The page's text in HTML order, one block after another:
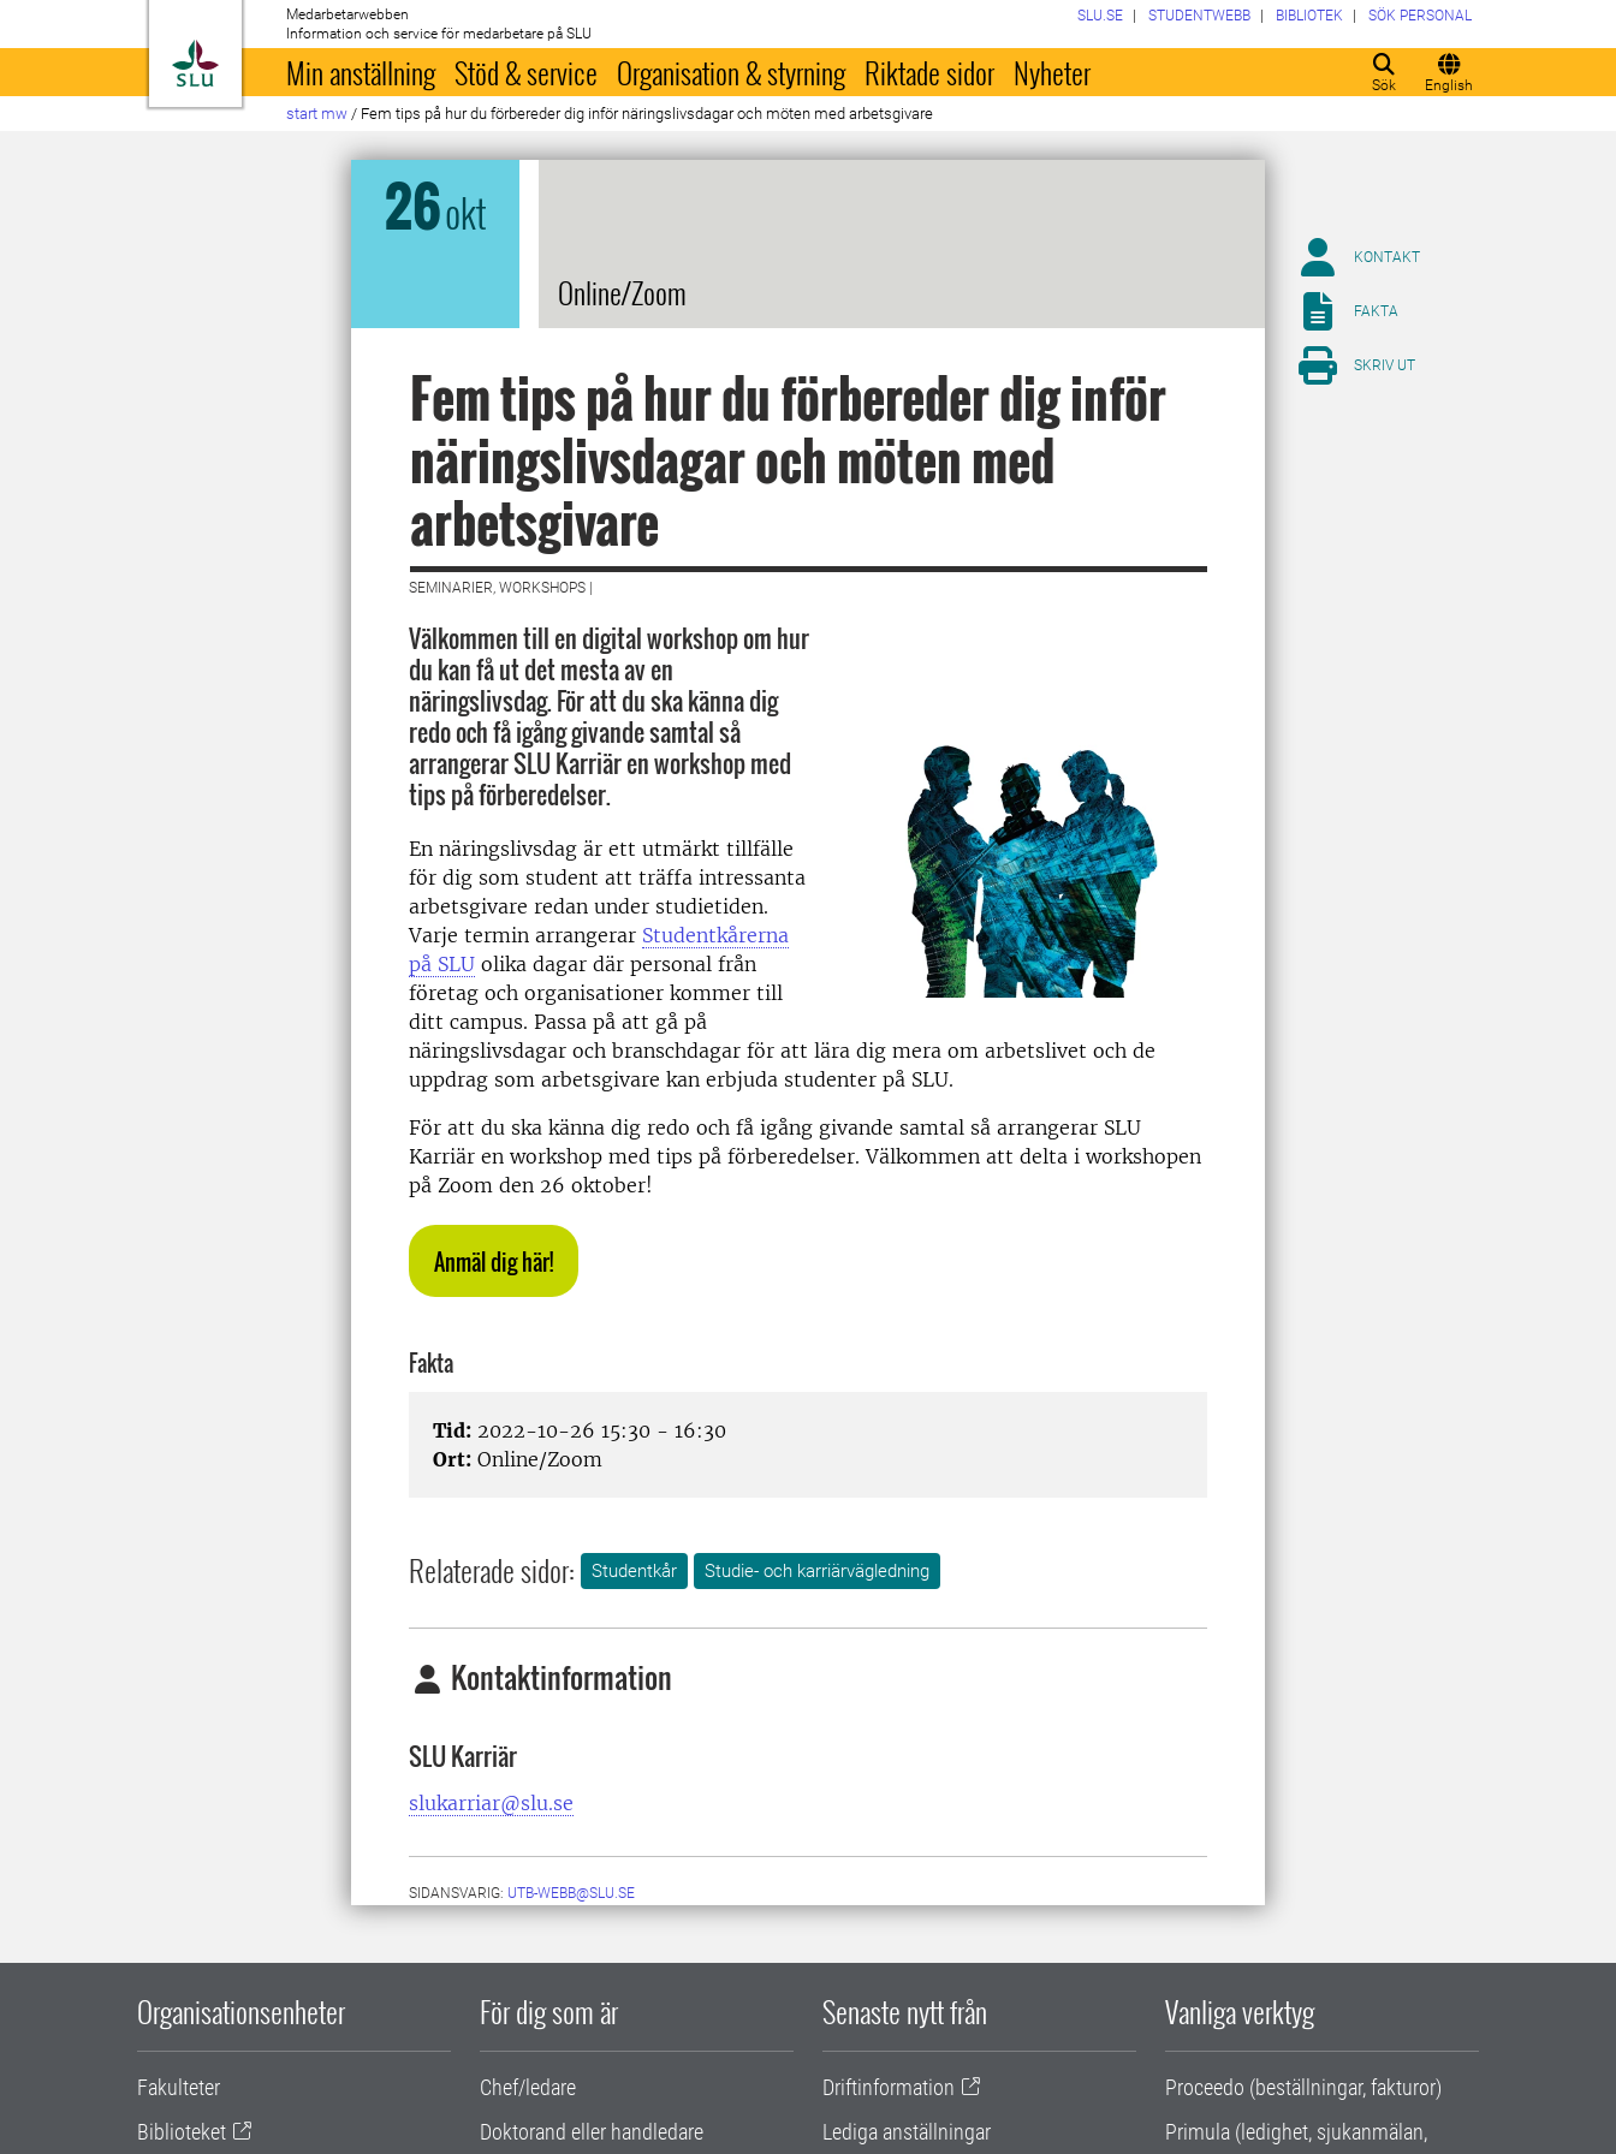
Till startsida
Medarbetarwebben
Information och service för medarbetare på SLU
Sök English
SLU.SE STUDENTWEBB BIBLIOTEK SÖK PERSONAL
Min anställning Stöd & service Organisation & styrning Riktade sidor Nyheter
start mw / Fem tips på hur du förbereder dig inför näringslivsdagar och möten med arbetsgivare
26okt
Online/Zoom
Fem tips på hur du förbereder dig inför
näringslivsdagar och möten med
arbetsgivare
SEMINARIER, WORKSHOPS |
Välkommen till en digital workshop om hur
du kan få ut det mesta av en
näringslivsdag. För att du ska känna dig
redo och få igång givande samtal så
arrangerar SLU Karriär en workshop med
tips på förberedelser.
En näringslivsdag är ett utmärkt tillfälle
för dig som student att träffa intressanta
arbetsgivare redan under studietiden.
Varje termin arrangerar Studentkårerna
på SLU olika dagar där personal från
företag och organisationer kommer till
ditt campus. Passa på att gå på
näringslivsdagar och branschdagar för att lära dig mera om arbetslivet och de
uppdrag som arbetsgivare kan erbjuda studenter på SLU.
För att du ska känna dig redo och få igång givande samtal så arrangerar SLU
Karriär en workshop med tips på förberedelser. Välkommen att delta i workshopen
på Zoom den 26 oktober!
Anmäl dig här!
Fakta
Tid: 2022-10-26 15:30 - 16:30
Ort: Online/Zoom
Relaterade sidor: Studentkår Studie- och karriärvägledning
Kontaktinformation
SLU Karriär
slukarriar@slu.se
SIDANSVARIG: UTB-WEBB@SLU.SE
KONTAKT
FAKTA
SKRIV UT
Organisationsenheter
Fakulteter
Biblioteket
För dig som är
Chef/ledare
Doktorand eller handledare
Senaste nytt från
Driftinformation
Lediga anställningar
Vanliga verktyg
Proceedo (beställningar, fakturor)
Primula (ledighet, sjukanmälan,